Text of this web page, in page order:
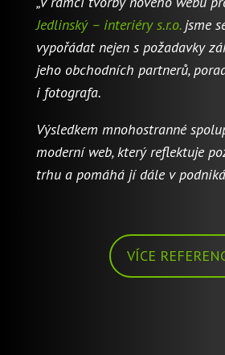
Jedlinský – interiéry s.r.o.jsme
vypořádat nejen s požadavky
jeho obchodních partnerů,
i fotografa.
Výsledkem mnohostranné
moderní web, který reflektuje
trhu a pomáhá jí dále v
VÍCE